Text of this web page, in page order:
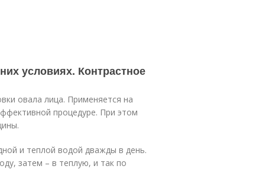
условиях. Контрастное
овала лица. Применяется на
процедуре. При этом
и теплой водой дважды в день.
затем – в теплую, и так по